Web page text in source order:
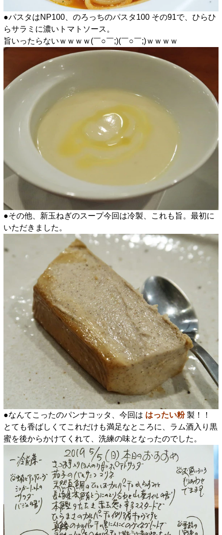
●パスタはNP100、のろっちのパスタ100 その91で、ひらひ
らサラミに濃いトマトソース。
旨いったらないｗｗｗｗ(￣○￣;)(￣○￣;)ｗｗｗｗ
●その他、新玉ねぎのスープ今回は冷製、これも旨。最初に
いただきました。
●なんてこったのパンナコッタ、今回は はったい粉製！！
とても香ばしくてこれだけも満足なところに、ラム酒入り黒
蜜を後からかけてくれて、洗練の味となったのでした。